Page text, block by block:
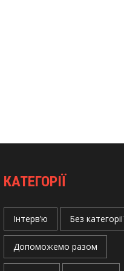
КАТЕГОРІЇ
Інтерв’ю Без категорії
Допоможемо разом